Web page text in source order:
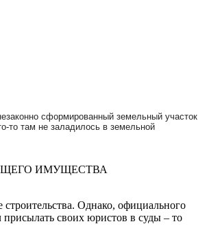
сформированный земельный участок
то там не заладилось в земельной
ИМУЩЕСТВА
Однако, официального
своих юристов в суды – то